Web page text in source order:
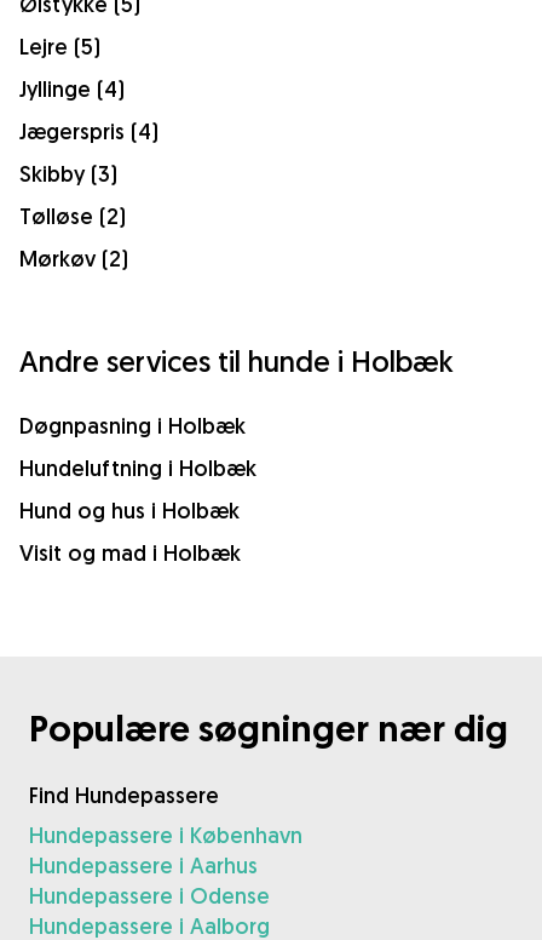
Lejre (5)
Jyllinge (4)
Jægerspris (4)
Skibby (3)
Tølløse (2)
Mørkøv (2)
Andre services til hunde i Holbæk
Døgnpasning i Holbæk
Hundeluftning i Holbæk
Hund og hus i Holbæk
Visit og mad i Holbæk
Populære søgninger nær dig
Find Hundepassere
Hundepassere i København
Hundepassere i Aarhus
Hundepassere i Odense
Hundepassere i Aalborg